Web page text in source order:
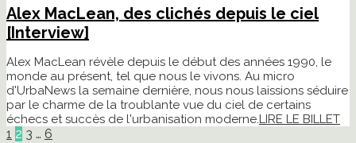
Alex MacLean, des clichés depuis le ciel
[Interview]
Alex MacLean révèle depuis le début des années 1990, le
monde au présent, tel que nous le vivons. Au micro
d'UrbaNews la semaine dernière, nous nous laissions séduire
par le charme de la troublante vue du ciel de certains
échecs et succès de l'urbanisation moderne.LIRE LE BILLET
1 2 3 … 6